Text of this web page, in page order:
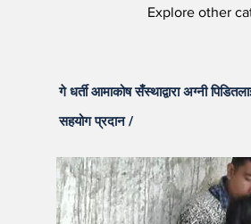
Explore other
गे धर्ती आमाकोष सँस्थाद्वारा अग्नी
सहयोग प्रदान /